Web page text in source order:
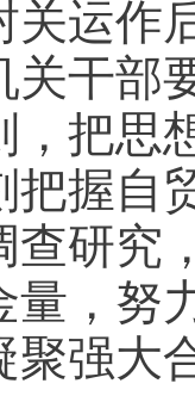
关运作
关干部
，把思
把握
查研究
量，努
聚强大